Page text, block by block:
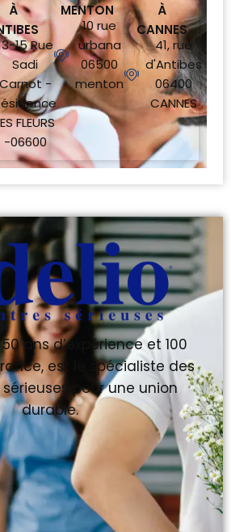
À
15 Rue
Sadi
-
FLEURS
-06600
MENTON
10 rue
urbana
06500
menton
À
CANNES
41, rue
d'Antibes
06400
CANNES
ans d’expérience et 100
est le spécialiste des
pour une union
durable.